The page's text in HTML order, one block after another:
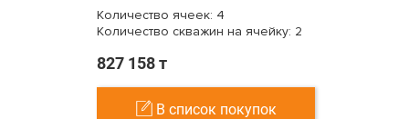
Количество ячеек: 4
Количество скважин на ячейку: 2
827 158 т
В список покупок